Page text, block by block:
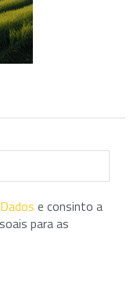
e consinto a
para as